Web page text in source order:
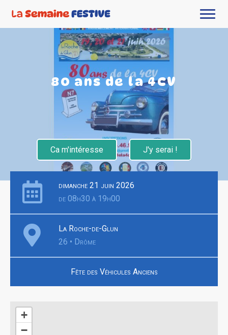
80 ans de la 4CV
Ca m'intéresse J'y serai !
dimanche 21 juin 2026
de 08h30 à 19h00
La Roche-de-Glun
26 • Drôme
Fête des Véhicules Anciens
+
−